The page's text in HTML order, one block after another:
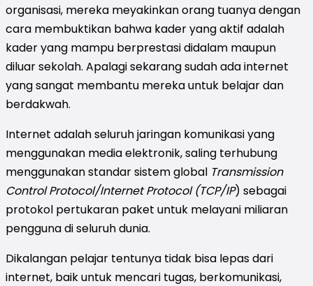
organisasi, mereka meyakinkan orang tuanya dengan
cara membuktikan bahwa kader yang aktif adalah
kader yang mampu berprestasi didalam maupun
diluar sekolah. Apalagi sekarang sudah ada internet
yang sangat membantu mereka untuk belajar dan
berdakwah.
Internet adalah seluruh jaringan komunikasi yang
menggunakan media elektronik, saling terhubung
menggunakan standar sistem global Transmission
Control Protocol/Internet Protocol (TCP/IP) sebagai
protokol pertukaran paket untuk melayani miliaran
pengguna di seluruh dunia.
Dikalangan pelajar tentunya tidak bisa lepas dari
internet, baik untuk mencari tugas, berkomunikasi,